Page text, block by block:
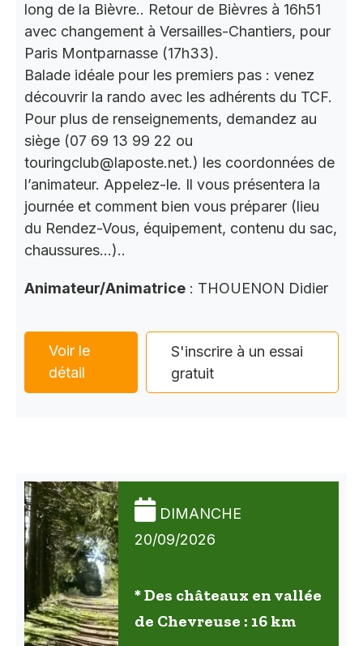
long de la Bièvre.. Retour de Bièvres à 16h51
avec changement à Versailles-Chantiers, pour
Paris Montparnasse (17h33).
Balade idéale pour les premiers pas : venez
découvrir la rando avec les adhérents du TCF.
Pour plus de renseignements, demandez au
siège (07 69 13 99 22 ou
touringclub@laposte.net.) les coordonnées de
l’animateur. Appelez-le. Il vous présentera la
journée et comment bien vous préparer (lieu
du Rendez-Vous, équipement, contenu du sac,
chaussures…)..
Animateur/Animatrice : THOUENON Didier
Voir le
détail
S'inscrire à un essai
gratuit
DIMANCHE
20/09/2026
* Des châteaux en vallée
de Chevreuse : 16 km